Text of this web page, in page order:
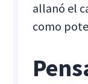
allanó el
como